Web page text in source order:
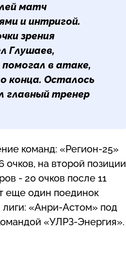
матч
и интригой.
зрения
Глушаев,
в атаке,
конца. Осталось
главный тренер
команд: «Регион-25»
на второй позиции
- 20 очков после 11
еще один поединок
лиги: «Анри-Астом» под
«УЛРЗ-Энергия».